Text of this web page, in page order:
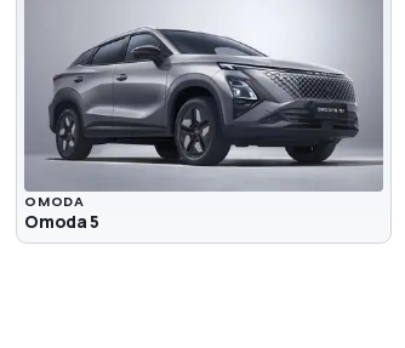
OMODA
Omoda 5